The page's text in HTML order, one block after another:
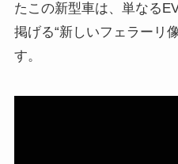
たこの新型車は、単なる
掲げる“新しいフェラーリ
す。